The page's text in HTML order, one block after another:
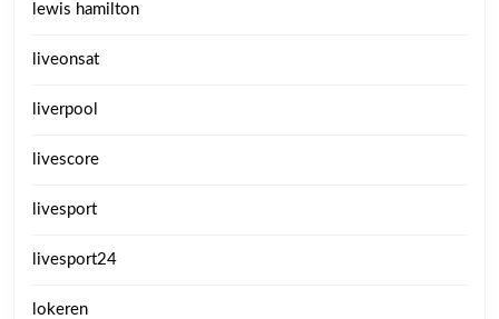
lewis hamilton
liveonsat
liverpool
livescore
livesport
livesport24
lokeren